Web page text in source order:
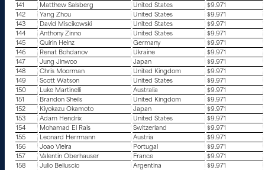
141
Matthew Salsberg United States
$9.971
142
Yang Zhou United States
$9.971
143
David Miscikowski United States
$9.971
144
Anthony Zinno United States
$9.971
145
Quirin Heinz Germany
$9.971
146
Renat Bohdanov Ukraine
$9.971
147
Jung Jinwoo Japan
$9.971
148
Chris Moorman United Kingdom
$9.971
149
Scott Watson United States
$9.971
150
Luke Martinelli Australia
$9.971
151
Brandon Sheils United Kingdom
$9.971
152
Kiyokazu Okamoto Japan
$9.971
153
Adam Hendrix United States
$9.971
154
Mohamad El Rais Switzerland
$9.971
155
Leonard Herrmann Austria
$9.971
156
Joao Vieira Portugal
$9.971
157
Valentin Oberhauser France
$9.971
158
Julio Belluscio Argentina
$9.971